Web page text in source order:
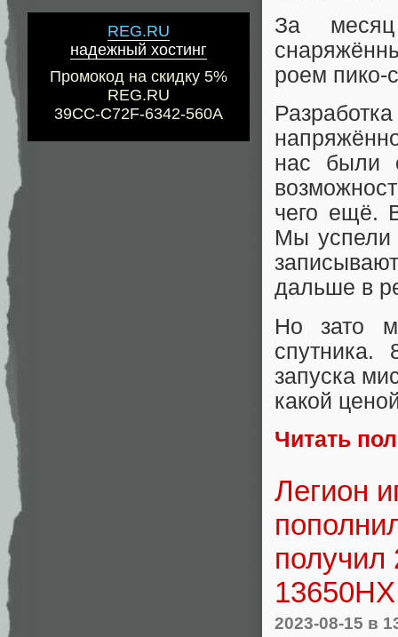
REG.RU
надежный хостинг
Промокод на скидку 5%
REG.RU
39CC-C72F-6342-560A
За
роем пико-
нас были
чего ещё.
Мы успели
дальше в
Но зато
спутника.
запуска
какой
Читать
Легион
получил
2023-08-15 в